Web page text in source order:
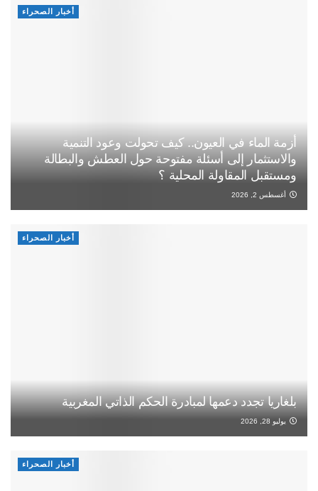
أخبار الصحراء
أزمة الماء في العيون.. كيف تحولت وعود التنمية
والاستثمار إلى أسئلة مفتوحة حول العطش والبطالة
ومستقبل المقاولة المحلية ؟
أغسطس 2, 2026
أخبار الصحراء
بلغاريا تجدد دعمها لمبادرة الحكم الذاتي المغربية
يوليو 28, 2026
أخبار الصحراء